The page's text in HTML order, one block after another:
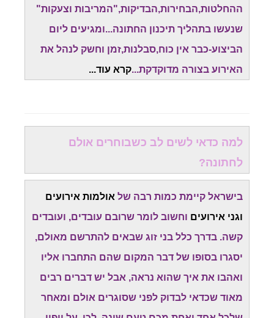
ההחלטות,הבחירות,הבדיקות,"המריבות וצעקות"
שנעשו בתהליך תיכנון החתונה...ומגיעים ליום
הביצוע-כבר אין כוח,סבלנות,זמן וחשק לנהל את
האירוע בצורה מדוקדקת...קרא עוד...
למה כדאי לשים לב כשבוחרים אולם
לחתונה?
בישראל קיימת כמות רבה של אולמות אירועים
וגני אירועים וחשוב לומר שרובם עובדים, ועובדים
קשה. בדרך כלל בני זוג שבאים להתרשם מאולם,
יסגרו בסופו של דבר המקום שהם התחברו אליו
ואהבו את איך שהוא נראה, אבל יש דברים רבים
מאוד שכדאי לבדוק לפני שסוגרים אולם ומאחר